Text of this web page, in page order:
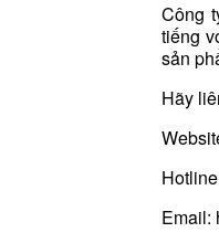
Công
tiếng
sản
Hãy
Email: